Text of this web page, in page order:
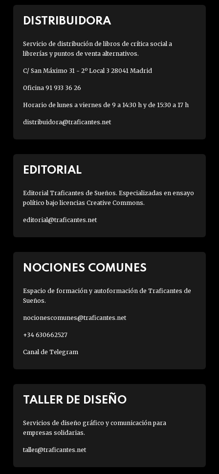
DISTRIBUIDORA
Servicio de distribución de libros de crítica social a
librerías y puntos de venta alternativos.
C/ San Máximo 31 - 2º Local 3 28041 Madrid
Oficina 91 933 36 26
Horario de lunes a viernes de 9 a 14:30 h y de 15:30 a 17 h
distribuidora@traficantes.net
EDITORIAL
Editorial Traficantes de Sueños. Especializadas en ensayo
político bajo licencias Creative Commons.
editorial@traficantes.net
NOCIONES COMUNES
Espacio de formación y autoformación de Traficantes de
Sueños.
nocionescomunes@traficantes.net
+34 630662527
Canal de Telegram
TALLER DE DISEÑO
Servicios de diseño gráfico y comunicación para
empresas solidarias.
taller@traficantes.net